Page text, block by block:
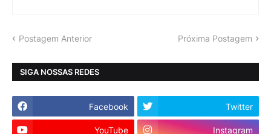
Postagem Anterior Próxima Postagem
SIGA NOSSAS REDES
Facebook Twitter
YouTube Instagram